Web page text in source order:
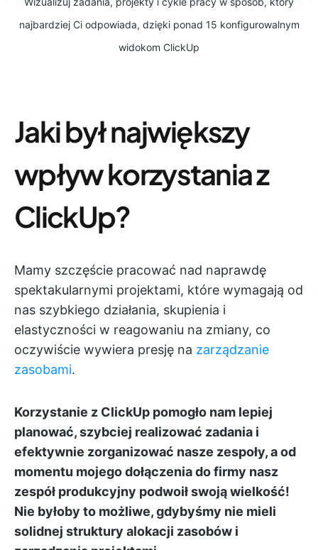
najbardziej Ci odpowiada, dzięki ponad 15 konfigurowalnym
widokom ClickUp
Jaki był największy
wpływ korzystania z
ClickUp?
Mamy szczęście pracować nad naprawdę
spektakularnymi projektami, które wymagają od
nas szybkiego działania, skupienia i
elastyczności w reagowaniu na zmiany, co
oczywiście wywiera presję na zarządzanie
zasobami.
Korzystanie z ClickUp pomogło nam lepiej
planować, szybciej realizować zadania i
efektywnie zorganizować nasze zespoły, a od
momentu mojego dołączenia do firmy nasz
zespół produkcyjny podwoił swoją wielkość!
Nie byłoby to możliwe, gdybyśmy nie mieli
solidnej struktury alokacji zasobów i